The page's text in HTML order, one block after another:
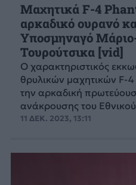
Μαχητικά F-4
αρκαδικό ουρανό
Υποσμηναγό
Τουρούτσικα [vid]
Ο χαρακτηριστικός
θρυλικών μαχητικών F-
την αρκαδική
ανάκρουσης του
11 ΔΕΚ. 2023, 13:11